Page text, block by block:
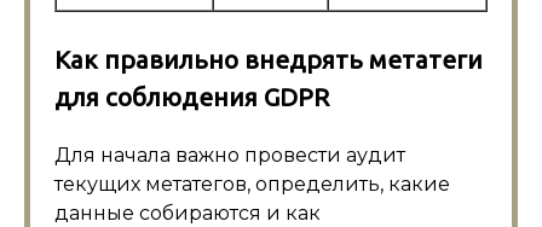
Как правильно внедрять метатеги
для соблюдения GDPR
Для начала важно провести аудит
текущих метатегов, определить, какие
данные собираются и как